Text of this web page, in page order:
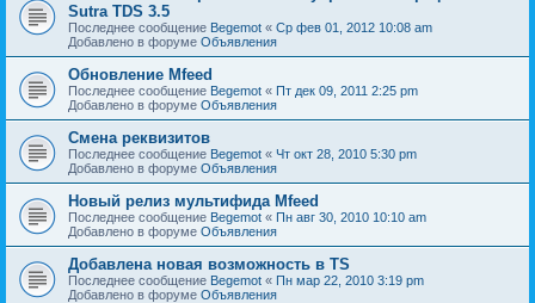
Sutra TDS 3.5
Последнее сообщение Begemot « Ср фев 01, 2012 10:08 am
Добавлено в форуме Объявления
Обновление Mfeed
Последнее сообщение Begemot « Пт дек 09, 2011 2:25 pm
Добавлено в форуме Объявления
Смена реквизитов
Последнее сообщение Begemot « Чт окт 28, 2010 5:30 pm
Добавлено в форуме Объявления
Новый релиз мультифида Mfeed
Последнее сообщение Begemot « Пн авг 30, 2010 10:10 am
Добавлено в форуме Объявления
Добавлена новая возможность в TS
Последнее сообщение Begemot « Пн мар 22, 2010 3:19 pm
Добавлено в форуме Объявления